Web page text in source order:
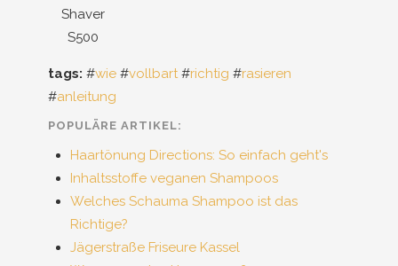
Shaver
S500
tags: #wie #vollbart #richtig #rasieren
#anleitung
POPULÄRE ARTIKEL:
Haartönung Directions: So einfach geht's
Inhaltsstoffe veganen Shampoos
Welches Schauma Shampoo ist das
Richtige?
Jägerstraße Friseure Kassel